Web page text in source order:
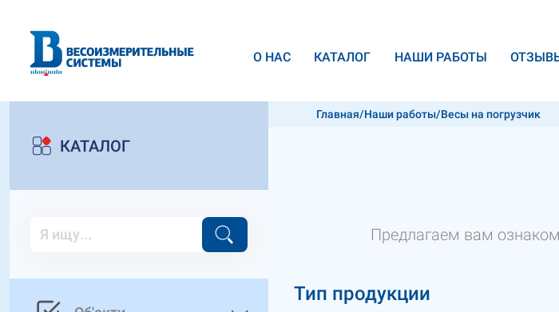
О НАС КАТАЛОГ НАШИ РАБОТЫ
КАТАЛОГ
Главная/Наши работы/Весы на погрузчик
Предлагаем вам
Тип продукции